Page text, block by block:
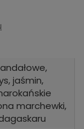
jaśmin,
marchewki,